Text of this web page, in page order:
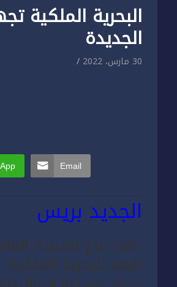
البحرية
الجديدة
30 مارس، 2022
Email
الجديد بريس
أفاد بلاغ للقيادة
تابعة للبحرية